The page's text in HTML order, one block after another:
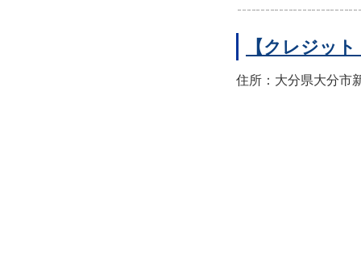
【クレジッ
住所：大分県大分市